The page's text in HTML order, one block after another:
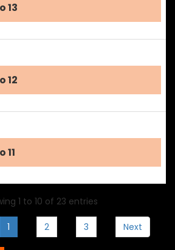
13
12
11
1 to 10 of 23 entries
1 2 3 Next